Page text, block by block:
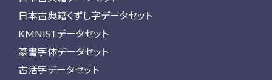
日本古典籍くずし字データセット
KMNISTデータセット
篆書字体データセット
古活字データセット